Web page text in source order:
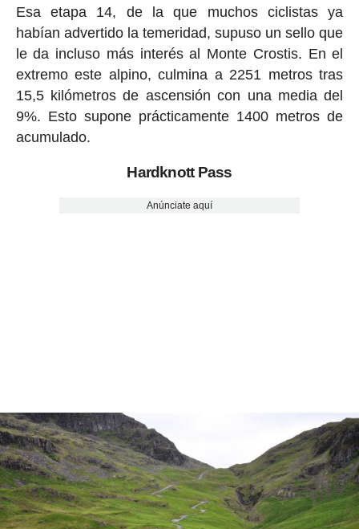
Esa etapa 14, de la que muchos ciclistas ya
habían advertido la temeridad, supuso un sello que
le da incluso más interés al Monte Crostis. En el
extremo este alpino, culmina a 2251 metros tras
15,5 kilómetros de ascensión con una media del
9%. Esto supone prácticamente 1400 metros de
acumulado.
Hardknott Pass
Anúnciate aquí